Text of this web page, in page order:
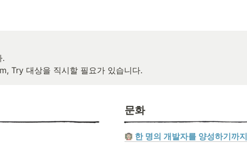
.
Try 대상을 직시할 필요가 있습니다.
문화
한 명의 개발자를 양성하기까지